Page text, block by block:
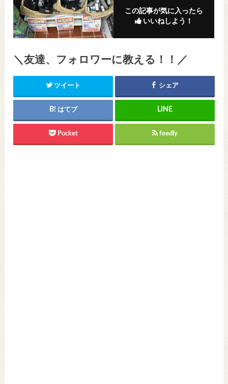
この記事が気に入ったら
いいねしよう！
＼友達、フォロワーに教える！！／
ツイート シェア
はてブ
Pocket feedly